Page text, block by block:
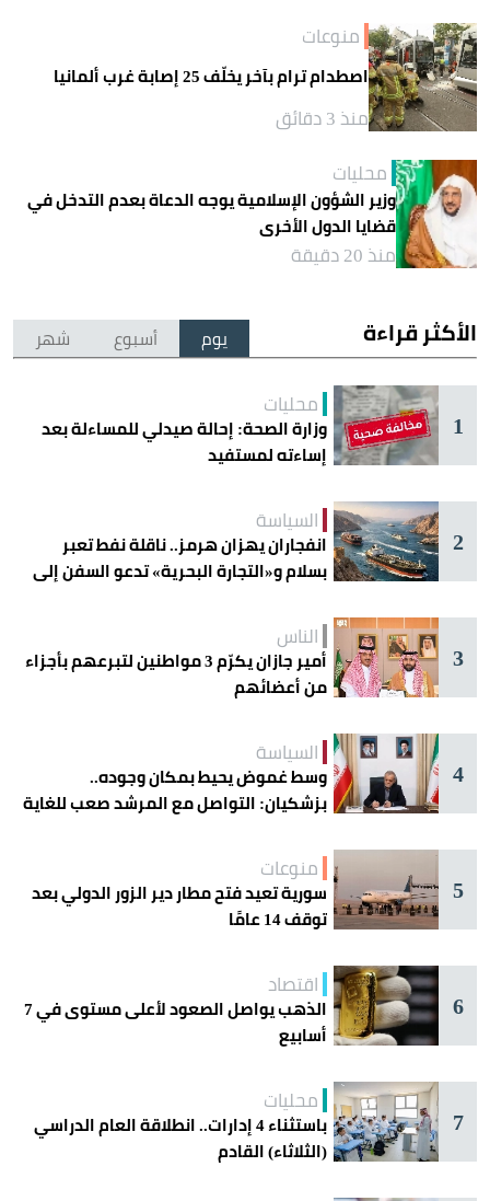
منوعات
اصطدام ترام بآخر يخلّف 25 إصابة غرب ألمانيا
منذ 3 دقائق
محليات
وزير الشؤون الإسلامية يوجه الدعاة بعدم التدخل في
قضايا الدول الأخرى
منذ 20 دقيقة
الأكثر قراءة يوم أسبوع شهر
1
محليات
وزارة الصحة: إحالة صيدلي للمساءلة بعد
إساءته لمستفيد
2
السياسة
انفجاران يهزان هرمز.. ناقلة نفط تعبر
بسلام و«التجارة البحرية» تدعو السفن إلى
3
الناس
أمير جازان يكرّم 3 مواطنين لتبرعهم بأجزاء
من أعضائهم
4
السياسة
وسط غموض يحيط بمكان وجوده..
بزشكيان: التواصل مع المرشد صعب للغاية
5
منوعات
سورية تعيد فتح مطار دير الزور الدولي بعد
توقف 14 عامًا
6
اقتصاد
الذهب يواصل الصعود لأعلى مستوى في 7
أسابيع
7
محليات
باستثناء 4 إدارات.. انطلاقة العام الدراسي
(الثلاثاء) القادم